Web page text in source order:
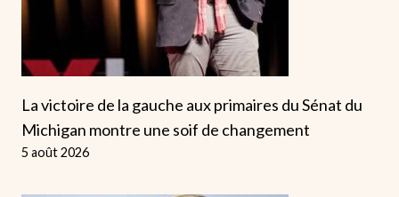
La victoire de la gauche aux primaires du Sénat du
Michigan montre une soif de changement
5 août 2026